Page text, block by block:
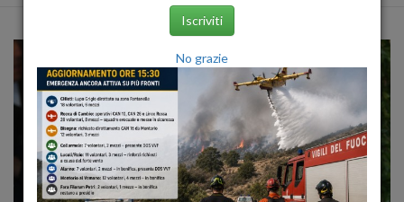
Iscriviti
No grazie